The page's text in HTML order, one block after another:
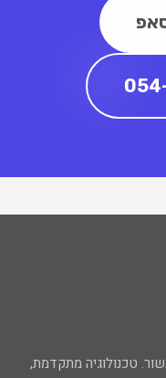
טכנולוגיה מתקדמת,